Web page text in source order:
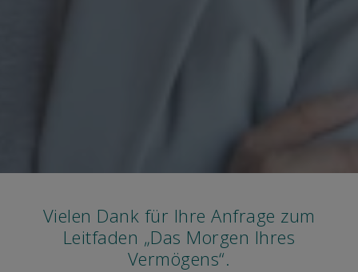
Vielen Dank für Ihre Anfrage zum
Leitfaden „Das Morgen Ihres
Vermögens“.